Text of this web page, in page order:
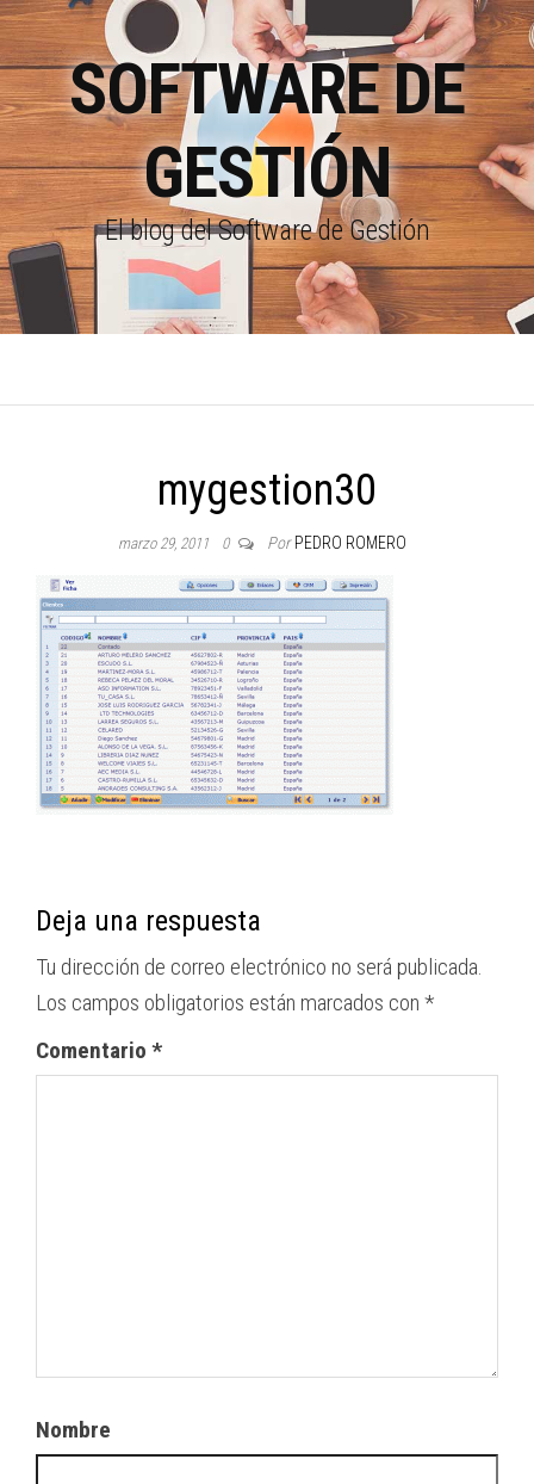
SOFTWARE DE
GESTIÓN
El blog del Software de Gestión
mygestion30
marzo 29, 2011 0 Por PEDRO ROMERO
Deja una respuesta
Tu dirección de correo electrónico no será publicada.
Los campos obligatorios están marcados con *
Comentario *
Nombre